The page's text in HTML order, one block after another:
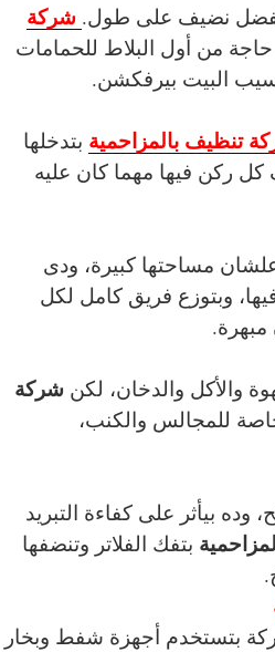
يفضل نضيف على طول. شركة
من أول البلاط للحمامات
البيت بيرفكشن.
تنظيف بالمزاحمية بتدخلها
ركن فيها مهما كان عليه
مساحتها كبيرة، ودى
وبتوزع فريق كامل لكل
والأكل والدخان، لكن شركة
للمجالس والكنب،
وده بيأثر على كفاءة التبريد
بتفك الفلاتر وتنضفها
بتستخدم أجهزة شفط وبخار